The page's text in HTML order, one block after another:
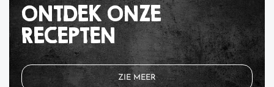
ONTDEK ONZE
RECEPTEN
ZIE MEER